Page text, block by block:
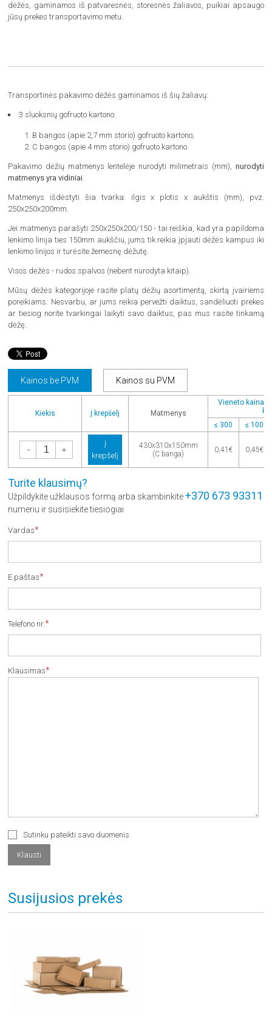
dėžės, gaminamos iš patvaresnės, storesnės žaliavos, puikiai apsaugo
jūsų prekes transportavimo metu.
Transportinės pakavimo dėžės gaminamos iš šių žaliavų:
3 sluoksnių gofruoto kartono:
B bangos (apie 2,7 mm storio) gofruoto kartono;
C bangos (apie 4 mm storio) gofruoto kartono.
Pakavimo dėžių matmenys lentelėje nurodyti milimetrais (mm), nurodyti
matmenys yra vidiniai.
Matmenys išdėstyti šia tvarka: ilgis x plotis x aukštis (mm), pvz.
250x250x200mm.
Jei matmenys parašyti 250x250x200/150 - tai reiškia, kad yra papildoma
lenkimo linija ties 150mm aukščiu, jums tik reikia įpjauti dėžės kampus iki
lenkimo linijos ir turėsite žemesnę dėžutę.
Visos dėžės - rudos spalvos (nebent nurodyta kitaip).
Mūsų dėžės kategorijoje rasite platų dėžių asortimentą, skirtą įvairiems
poreikiams. Nesvarbu, ar jums reikia pervežti daiktus, sandėliuoti prekes
ar tiesiog norite tvarkingai laikyti savo daiktus, pas mus rasite tinkamą
dėžę.
Kainos be PVM Kainos su PVM
Kiekis Į krepšelį Matmenys
Vieneto kaina
≤ 300
≤ 100
Į
krepšelį
430x310x150mm
(C banga)
0,41€ 0,45€
Turite klausimų?
Užpildykite užklausos formą arba skambinkite+370 673 93311
numeriu ir susisiekite tiesiogiai
Vardas*
E.paštas*
Telefono nr.*
Klausimas*
Sutinku pateikti savo duomenis
Susijusios prekės